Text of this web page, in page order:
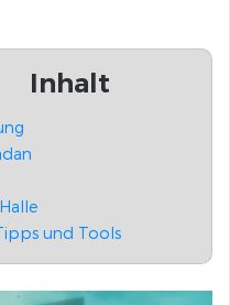
Inhalt
und Tools